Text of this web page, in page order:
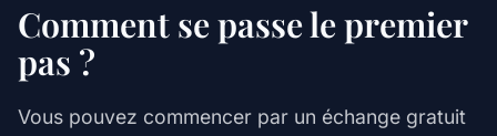
Comment se passe le premier
pas ?
Vous pouvez commencer par un échange gratuit